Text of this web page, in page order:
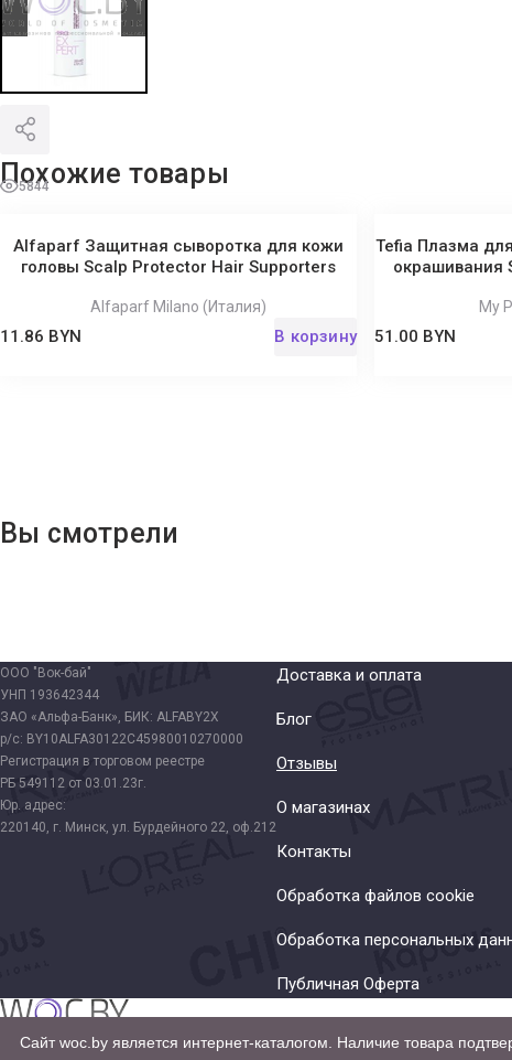
5844
Похожие товары
Alfaparf Защитная сыворотка для кожи
головы Scalp Protector Hair Supporters
Alfaparf Milano (Италия)
11.86 BYN В корзину
Tefia Плазма
окрашивания
My
51.00 BYN
Вы смотрели
ООО "Вок-бай"
УНП 193642344
ЗАО «Альфа-Банк», БИК: ALFABY2X
р/с: BY10ALFA30122C45980010270000
Регистрация в торговом реестре
РБ 549112 от 03.01.23г.
Юр. адрес:
220140, г. Минск, ул. Бурдейного 22, оф.212
Доставка и оплата
Блог
Отзывы
О магазинах
Контакты
Обработка файлов cookie
Обработка персональных
Публичная Оферта
Сайт woc.by является интернет-каталогом. Наличие товара